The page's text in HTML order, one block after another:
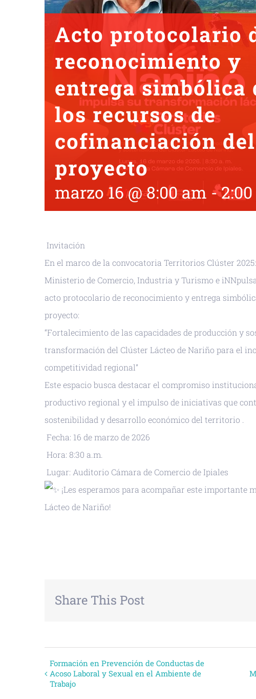
Acto protocolario
reconocimiento y
entrega simbólica
los recursos de
cofinanciación del
proyecto
marzo 16 @ 8:00 am -
Invitación
En el marco de la convocatoria Territorios Clúster
Ministerio de Comercio, Industria y Turismo e
acto protocolario de reconocimiento y entrega
proyecto:
“Fortalecimiento de las capacidades de producción y
transformación del Clúster Lácteo de Nariño para el
competitividad regional”
Este espacio busca destacar el compromiso
productivo regional y el impulso de iniciativas que
sostenibilidad y desarrollo económico del territorio .
Fecha: 16 de marzo de 2026
Hora: 8:30 a.m.
Lugar: Auditorio Cámara de Comercio de Ipiales
¡Les esperamos para acompañar este importante
Lácteo de Nariño!
Share This Post
Evento
Navegación
Formación en Prevención de Conductas de
Acoso Laboral y Sexual en el Ambiente de
Trabajo